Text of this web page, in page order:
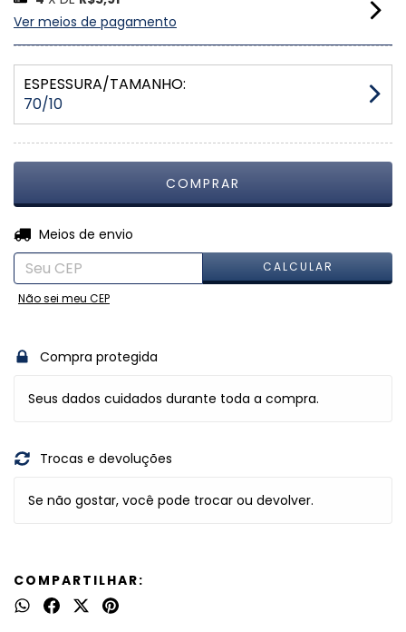
Ver meios de pagamento
ESPESSURA/TAMANHO:
70/10
Entregas para o CEP:
Meios de envio
CALCULAR
Não sei meu CEP
Compra protegida
Seus dados cuidados durante toda a compra.
Trocas e devoluções
Se não gostar, você pode trocar ou devolver.
COMPARTILHAR: